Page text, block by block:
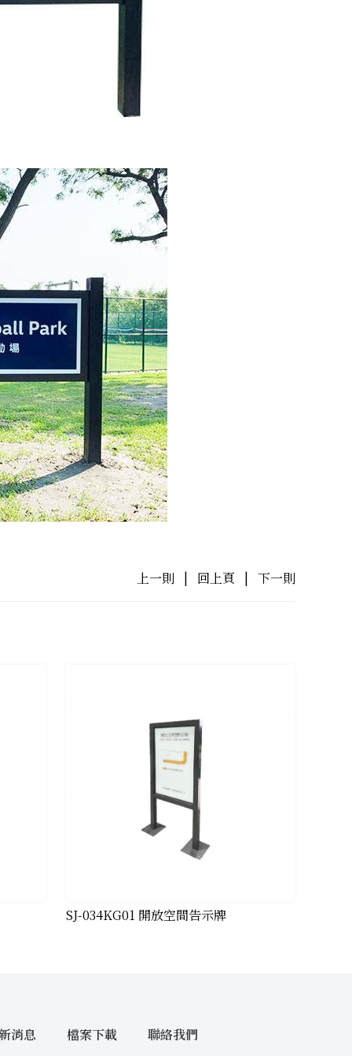
上一則 | 回上頁 | 下一則
SJ-034KG01 開放空間告示牌
消息 檔案下載 聯絡我們